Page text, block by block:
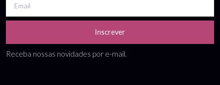
Inscrever
Receba nossas novidades por e-mail.